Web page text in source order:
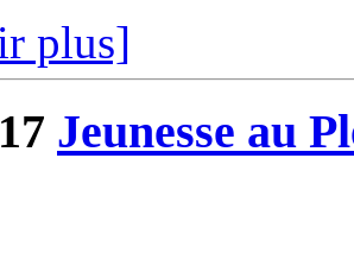
plus]
Jeunesse au